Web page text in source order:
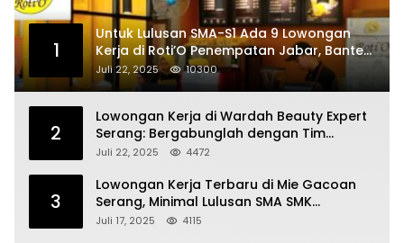
1
Untuk Lulusan SMA-S1 Ada 9 Lowongan
Kerja di Roti’O Penempatan Jabar, Banten
dan Jakarta
Juli 22, 2025 10300
2
Lowongan Kerja di Wardah Beauty Expert
Serang: Bergabunglah dengan Tim
Kecantikan
Juli 22, 2025 4472
3
Lowongan Kerja Terbaru di Mie Gacoan
Serang, Minimal Lulusan SMA SMK
Sederajat
Juli 17, 2025 4115